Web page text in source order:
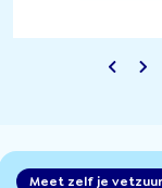
Meet zelf je